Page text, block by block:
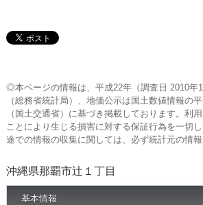
◎本ページの情報は、平成22年（調査日 2010年
（総務省統計局）、地価公示は国土数値情報の
（国土交通省）に基づき掲載しております。利
ことにより生じる損害に対する保証行為を一切
途での情報の収集に関しては、必ず統計元の情報
沖縄県那覇市辻１丁目
基本情報